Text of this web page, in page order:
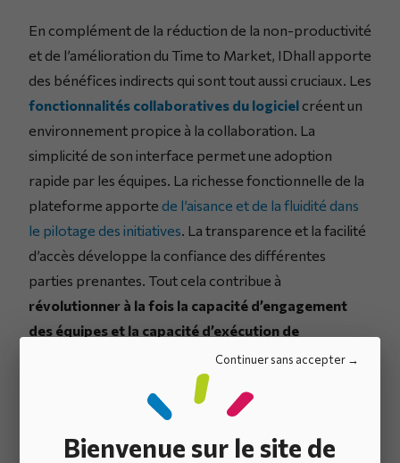
Continuer sans accepter
Bienvenue sur le site de
En complément de la réduction de la non-productivité
et de l’amélioration du Time to Market, IDhall apporte
des bénéfices indirects qui sont tout aussi cruciaux. Les
fonctionnalités collaboratives du logiciel créent un
environnement propice à la collaboration. La
simplicité de son interface permet une adoption
rapide par les équipes. La richesse fonctionnelle de la
plateforme apporte de l’aisance et de la fluidité dans
le pilotage des initiatives. La transparence et la facilité
d’accès développe la confiance des différentes
parties prenantes. Tout cela contribue à
révolutionner à la fois la capacité d’engagement
des équipes et la capacité d’exécution de
Exemple de calcul du